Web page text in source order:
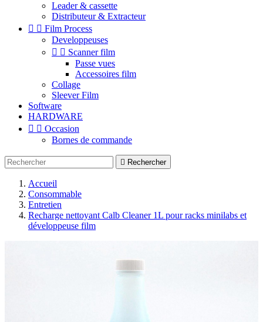
Leader & cassette
Distributeur & Extracteur
  Film Process
Developpeuses
  Scanner film
Passe vues
Accessoires film
Collage
Sleever Film
Software
HARDWARE
  Occasion
Bornes de commande
 Rechercher
Accueil
Consommable
Entretien
Recharge nettoyant Calb Cleaner 1L pour racks minilabs et
développeuse film